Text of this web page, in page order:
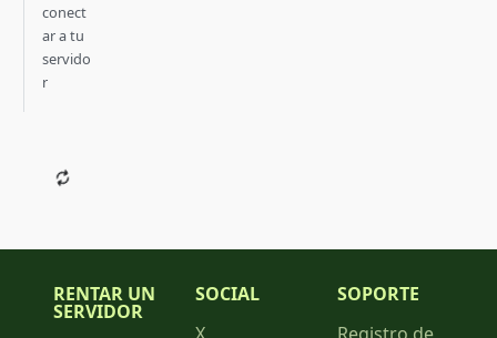
conect
ar a tu
servido
r
RENTAR UN
SERVIDOR
SOCIAL
SOPORTE